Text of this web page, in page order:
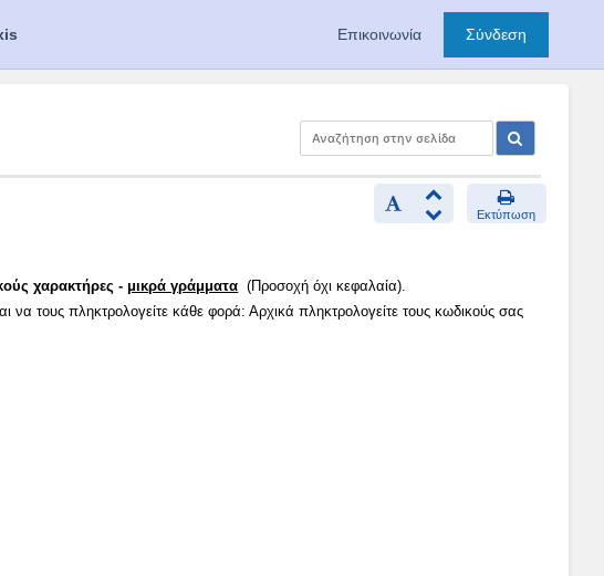
Επικοινωνία Σύνδεση
Εκτύπωση
χαρακτήρες - μικρά γράμματα (Προσοχή όχι κεφαλαία).
τους πληκτρολογείτε κάθε φορά: Αρχικά πληκτρολογείτε τους κωδικούς σας